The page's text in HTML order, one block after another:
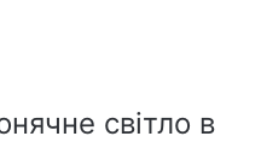
світло в